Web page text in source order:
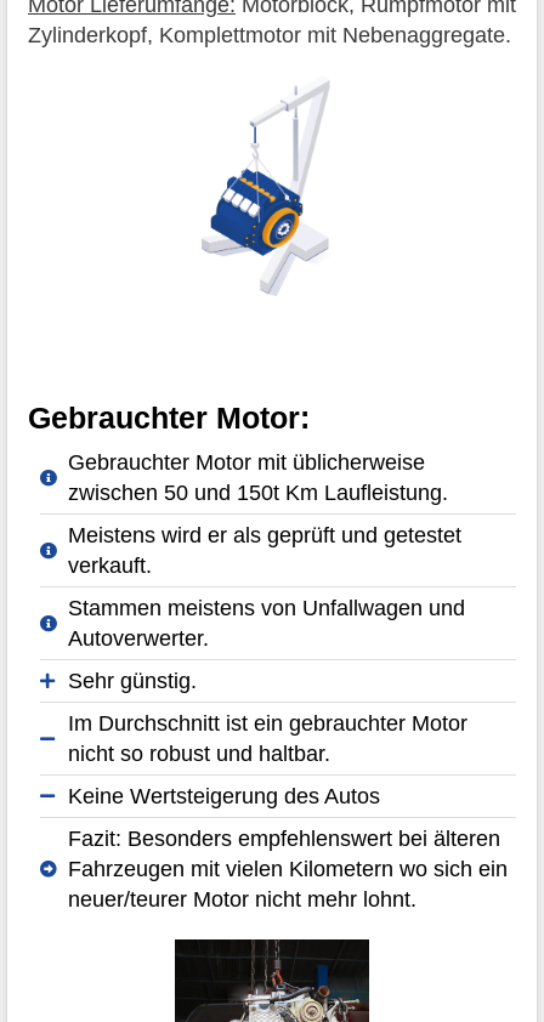
Zylinderkopf, Komplettmotor mit Nebenaggregate.
Gebrauchter Motor:
Gebrauchter Motor mit üblicherweise
zwischen 50 und 150t Km Laufleistung.
Meistens wird er als geprüft und getestet
verkauft.
Stammen meistens von Unfallwagen und
Autoverwerter.
Sehr günstig.
Im Durchschnitt ist ein gebrauchter Motor
nicht so robust und haltbar.
Keine Wertsteigerung des Autos
Fazit: Besonders empfehlenswert bei älteren
Fahrzeugen mit vielen Kilometern wo sich ein
neuer/teurer Motor nicht mehr lohnt.